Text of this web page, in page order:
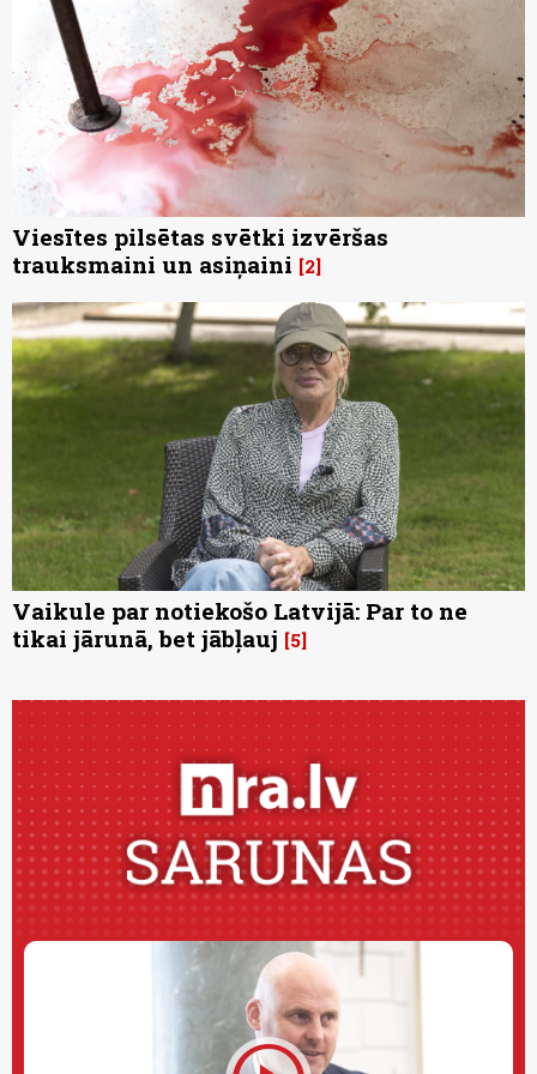
Viesītes pilsētas svētki izvēršas
trauksmaini un asiņaini 2
Vaikule par notiekošo Latvijā: Par to ne
tikai jārunā, bet jābļauj 5